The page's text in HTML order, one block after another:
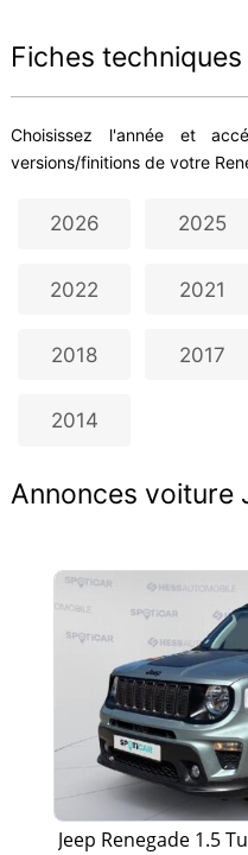
Fiches
Choisissez l'année et
versions/finitions de votre
2026 2025
2022 2021
2018 2017
2014
Annonces voiture
Jeep Renegade 1.5